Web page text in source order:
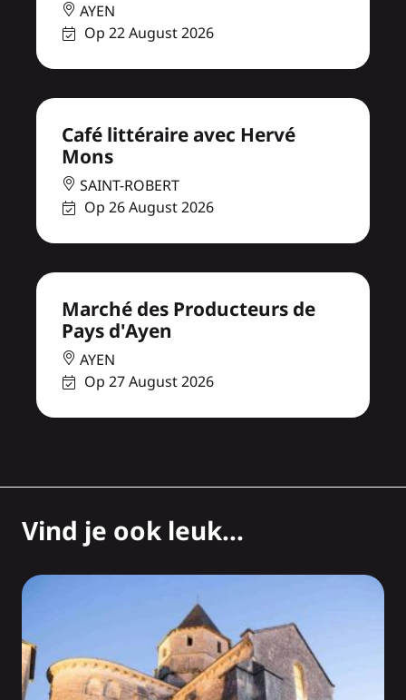
AYEN
Op 22 August 2026
Café littéraire avec Hervé
Mons
SAINT-ROBERT
Op 26 August 2026
Marché des Producteurs de
Pays d'Ayen
AYEN
Op 27 August 2026
Vind je ook leuk...